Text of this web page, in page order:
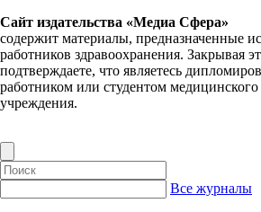
Сайт издательства «Медиа Сфера»
содержит материалы, предназначенные
работников здравоохранения. Закрывая
подтверждаете, что являетесь
работником или студентом медицинского
учреждения.
Все журналы